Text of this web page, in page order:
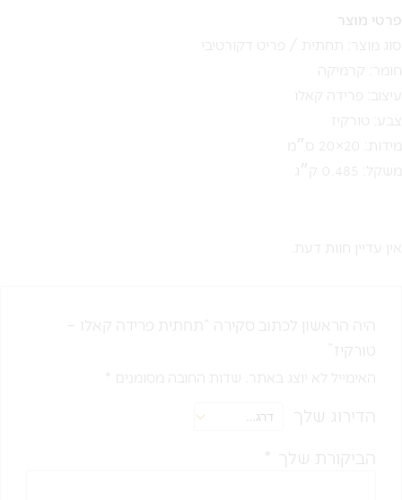
פרטי מוצר
סוג מוצר: תחתית / פריט דקורטיבי
חומר: קרמיקה
עיצוב: פרידה קאלו
צבע: טורקיז
מידות: 20×20 ס״מ
משקל: 0.485 ק״ג
אין עדיין חוות דעת.
היה הראשון לכתוב סקירה “תחתית פרידה קאלו –
טורקיז”
האימייל לא יוצג באתר. שדות החובה מסומנים *
הדירוג שלך
הביקורת שלך *